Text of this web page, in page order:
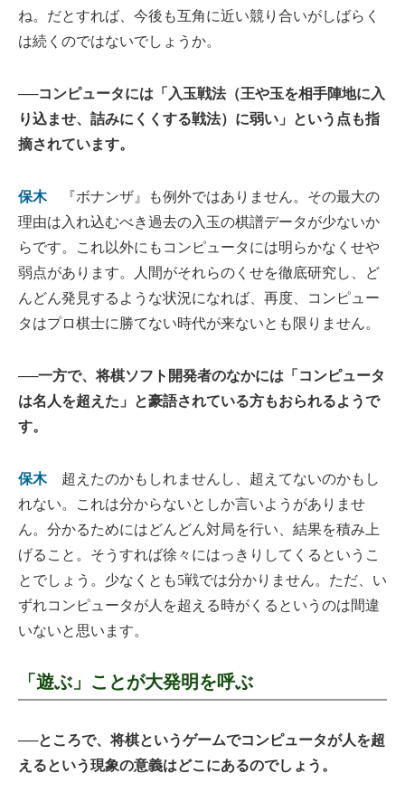
ね。だとすれば、今後も互角に近い競り合いがしばらく
は続くのではないでしょうか。
──コンピュータには「入玉戦法（王や玉を相手陣地に入
り込ませ、詰みにくくする戦法）に弱い」という点も指
摘されています。
保木『ボナンザ』も例外ではありません。その最大の
理由は入れ込むべき過去の入玉の棋譜データが少ないか
らです。これ以外にもコンピュータには明らかなくせや
弱点があります。人間がそれらのくせを徹底研究し、ど
んどん発見するような状況になれば、再度、コンピュー
タはプロ棋士に勝てない時代が来ないとも限りません。
──一方で、将棋ソフト開発者のなかには「コンピュータ
は名人を超えた」と豪語されている方もおられるようで
す。
保木超えたのかもしれませんし、超えてないのかもし
れない。これは分からないとしか言いようがありませ
ん。分かるためにはどんどん対局を行い、結果を積み上
げること。そうすれば徐々にはっきりしてくるというこ
とでしょう。少なくとも5戦では分かりません。ただ、い
ずれコンピュータが人を超える時がくるというのは間違
いないと思います。
「遊ぶ」ことが大発明を呼ぶ
──ところで、将棋というゲームでコンピュータが人を超
えるという現象の意義はどこにあるのでしょう。